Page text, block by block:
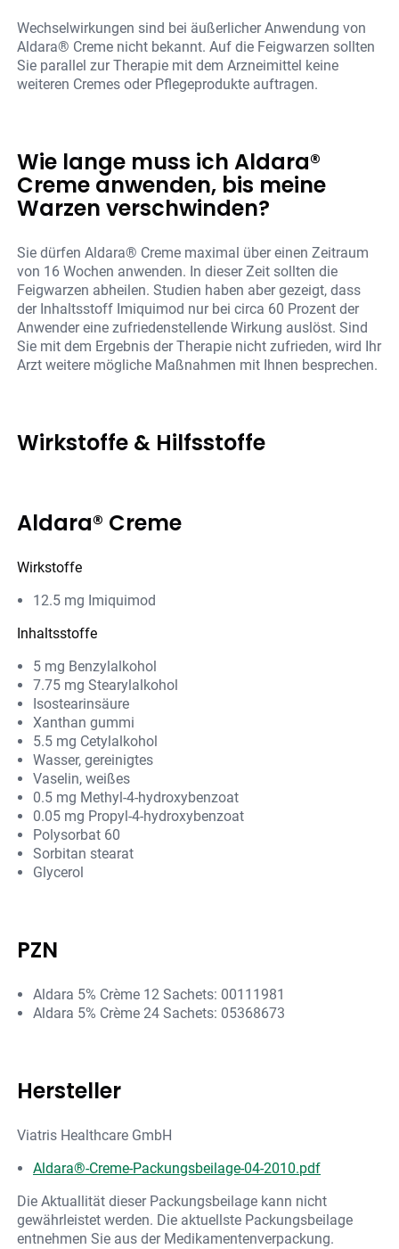
Wechselwirkungen sind bei äußerlicher Anwendung von
Aldara® Creme nicht bekannt. Auf die Feigwarzen sollten
Sie parallel zur Therapie mit dem Arzneimittel keine
weiteren Cremes oder Pflegeprodukte auftragen.
Wie lange muss ich Aldara®
Creme anwenden, bis meine
Warzen verschwinden?
Sie dürfen Aldara® Creme maximal über einen Zeitraum
von 16 Wochen anwenden. In dieser Zeit sollten die
Feigwarzen abheilen. Studien haben aber gezeigt, dass
der Inhaltsstoff Imiquimod nur bei circa 60 Prozent der
Anwender eine zufriedenstellende Wirkung auslöst. Sind
Sie mit dem Ergebnis der Therapie nicht zufrieden, wird Ihr
Arzt weitere mögliche Maßnahmen mit Ihnen besprechen.
Wirkstoffe & Hilfsstoffe
Aldara® Creme
Wirkstoffe
12.5 mg Imiquimod
Inhaltsstoffe
5 mg Benzylalkohol
7.75 mg Stearylalkohol
Isostearinsäure
Xanthan gummi
5.5 mg Cetylalkohol
Wasser, gereinigtes
Vaselin, weißes
0.5 mg Methyl-4-hydroxybenzoat
0.05 mg Propyl-4-hydroxybenzoat
Polysorbat 60
Sorbitan stearat
Glycerol
PZN
Aldara 5% Crème 12 Sachets: 00111981
Aldara 5% Crème 24 Sachets: 05368673
Hersteller
Viatris Healthcare GmbH
Aldara®-Creme-Packungsbeilage-04-2010.pdf
Die Aktuallität dieser Packungsbeilage kann nicht
gewährleistet werden. Die aktuellste Packungsbeilage
entnehmen Sie aus der Medikamentenverpackung.